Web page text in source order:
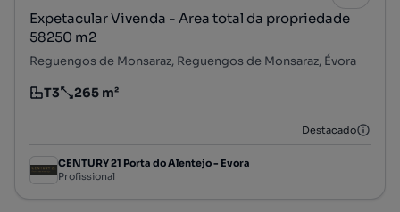
Expetacular Vivenda - Area total da propriedade
58250 m2
Reguengos de Monsaraz, Reguengos de Monsaraz, Évora
Tipologia
T3
Preço por metro quadrado
265 m²
Destacado
CENTURY 21 Porta do Alentejo - Evora
Profissional